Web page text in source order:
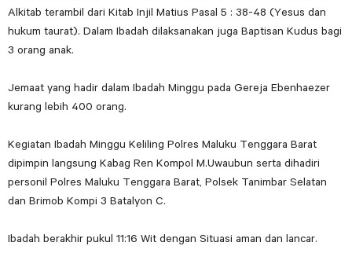
Alkitab terambil dari Kitab Injil Matius Pasal 5 : 38-48 (Yesus dan
hukum taurat). Dalam Ibadah dilaksanakan juga Baptisan Kudus bagi
3 orang anak.
Jemaat yang hadir dalam Ibadah Minggu pada Gereja Ebenhaezer
kurang lebih 400 orang.
Kegiatan Ibadah Minggu Keliling Polres Maluku Tenggara Barat
dipimpin langsung Kabag Ren Kompol M.Uwaubun serta dihadiri
personil Polres Maluku Tenggara Barat, Polsek Tanimbar Selatan
dan Brimob Kompi 3 Batalyon C.
Ibadah berakhir pukul 11:16 Wit dengan Situasi aman dan lancar.